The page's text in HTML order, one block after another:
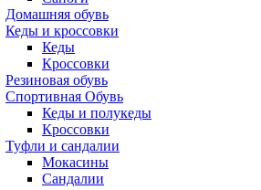
Домашняя обувь
Кеды и кроссовки
Кеды
Кроссовки
Резиновая обувь
Спортивная Обувь
Кеды и полукеды
Кроссовки
Туфли и сандалии
Мокасины
Сандалии